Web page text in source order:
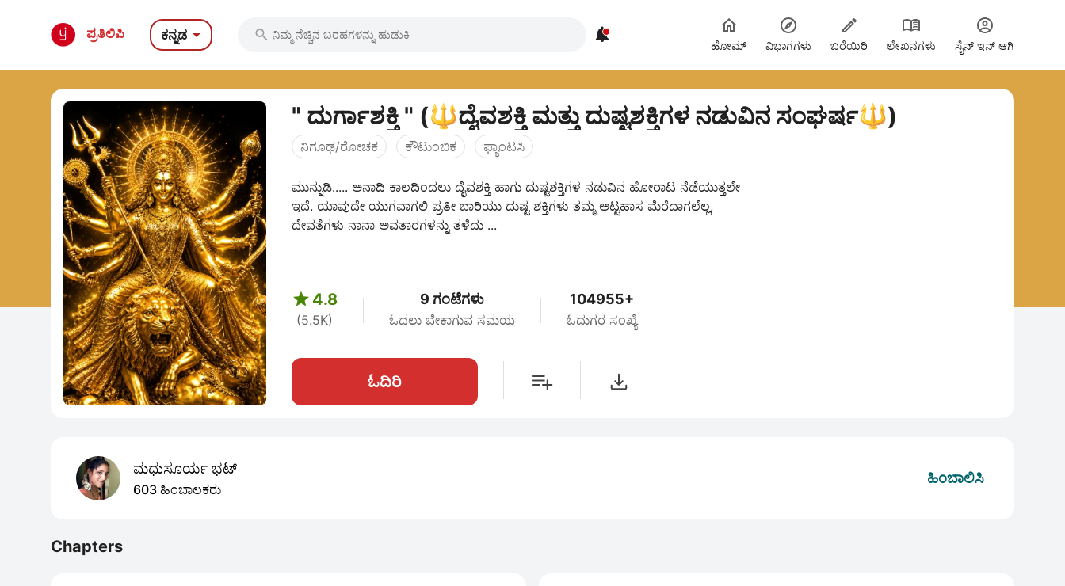
ಪ್ರತಿಲಿಪಿ ಕನ್ನಡ   
ಹೋಮ್ ವಿಭಾಗಗಳು ಬರೆಯಿರಿ ಲೇಖನಗಳು ಸೈನ್ ಇನ್ ಆಗಿ
" ದುರ್ಗಾಶಕ್ತಿ " (🔱ದೈವಶಕ್ತಿ ಮತ್ತು ದುಷ್ಟಶಕ್ತಿಗಳ ನಡುವಿನ ಸಂಘರ್ಷ🔱)
ನಿಗೂಢ/ರೋಚಕ ಕೌಟುಂಬಿಕ ಫ್ಯಾಂಟಸಿ
ಮುನ್ನುಡಿ..... ಅನಾದಿ ಕಾಲದಿಂದಲು ದೈವಶಕ್ತಿ ಹಾಗು ದುಷ್ಟಶಕ್ತಿಗಳ ನಡುವಿನ ಹೋರಾಟ ನೆಡೆಯುತ್ತಲೇ
ಇದೆ. ಯಾವುದೇ ಯುಗವಾಗಲಿ ಪ್ರತೀ ಬಾರಿಯು ದುಷ್ಟ ಶಕ್ತಿಗಳು ತಮ್ಮ ಅಟ್ಟಹಾಸ ಮೆರೆದಾಗಲೆಲ್ಲ,
ದೇವತೆಗಳು ನಾನಾ ಅವತಾರಗಳನ್ನು ತಳೆದು ...
 4.8
(5.5K)
9 ಗಂಟೆಗಳು
ಓದಲು ಬೇಕಾಗುವ ಸಮಯ
104955+
ಓದುಗರ ಸಂಖ್ಯೆ
ಓದಿರಿ
ಮಧುಸೂರ್ಯ ಭಟ್
603 ಹಿಂಬಾಲಕರು
ಹಿಂಬಾಲಿಸಿ
Chapters